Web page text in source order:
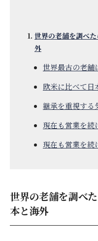
世界の老舗を調べ
外
世界最古の老舗
欧米に比べて日
継承を重視する
現在も営業を続
現在も営業を続
世界の老舗を調べ
本と海外